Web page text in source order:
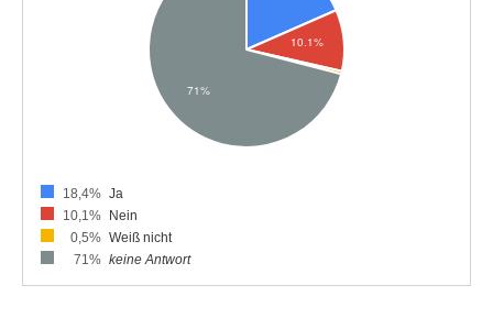
18,4% Ja
10,1%
Nein
0,5% Weiß nicht
71% keine Antwort